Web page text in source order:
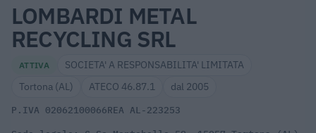
LOMBARDI METAL
RECYCLING SRL
ATTIVA
SOCIETA' A RESPONSABILITA' LIMITATA
Tortona (AL)
ATECO 46.87.1 dal 2005
P.IVA 02062100066REA AL-223253